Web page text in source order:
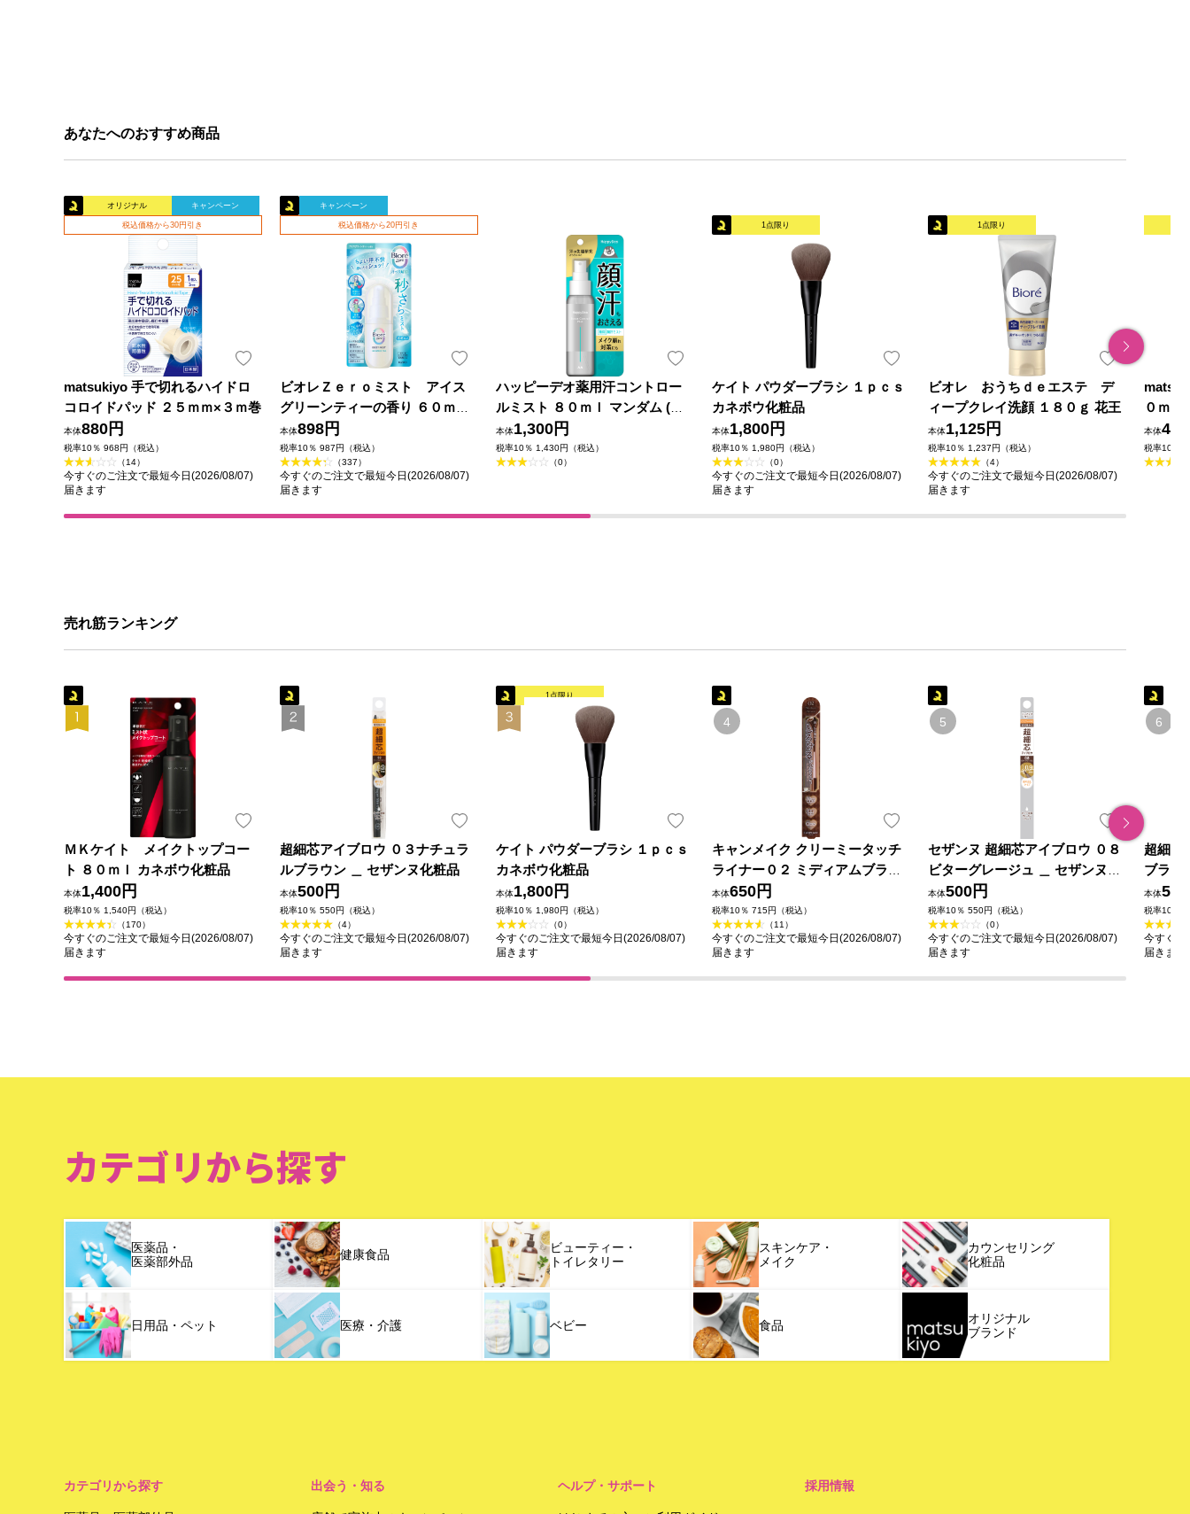
あなたへのおすすめ商品
オリジナル キャンペーン
税込価格から30円引き
matsukiyo 手で切れるハイドロ
コロイドパッド ２５ｍｍ×３ｍ巻
本体880円
税率10％ 968円（税込）
（14）
今すぐのご注文で最短今日(2026/08/07)
届きます
キャンペーン
税込価格から20円引き
ビオレＺｅｒｏミスト アイス
グリーンティーの香り ６０ｍＬ
花王
本体898円
税率10％ 987円（税込）
（337）
今すぐのご注文で最短今日(2026/08/07)
届きます
ハッピーデオ薬用汗コントロー
ルミスト ８０ｍｌ マンダム (医
薬部外品)
本体1,300円
税率10％ 1,430円（税込）
（0）
1点限り
ケイト パウダーブラシ １ｐｃｓ
カネボウ化粧品
本体1,800円
税率10％ 1,980円（税込）
（0）
今すぐのご注文で最短今日(2026/08/07)
届きます
1点限り
ビオレ おうちｄｅエステ デ
ィープクレイ洗顔 １８０ｇ 花王
本体1,125円
税率10％ 1,237円（税込）
（4）
今すぐのご注文で最短今日(2026/08/07)
届きます
０ｍｌ
本体
税率10％
売れ筋ランキング
ＭＫケイト メイクトップコー
ト ８０ｍｌ カネボウ化粧品
本体1,400円
税率10％ 1,540円（税込）
（170）
今すぐのご注文で最短今日(2026/08/07)
届きます
超細芯アイブロウ ０３ナチュラ
ルブラウン ＿ セザンヌ化粧品
本体500円
税率10％ 550円（税込）
（4）
今すぐのご注文で最短今日(2026/08/07)
届きます
1点限り
ケイト パウダーブラシ １ｐｃｓ
カネボウ化粧品
本体1,800円
税率10％ 1,980円（税込）
（0）
今すぐのご注文で最短今日(2026/08/07)
届きます
キャンメイク クリーミータッチ
ライナー０２ ミディアムブラウ
ン ＿ 井田ラボラトリーズ
本体650円
税率10％ 715円（税込）
（11）
今すぐのご注文で最短今日(2026/08/07)
届きます
セザンヌ 超細芯アイブロウ ０８
ビターグレージュ ＿ セザンヌ化
粧品
本体500円
税率10％ 550円（税込）
（0）
今すぐのご注文で最短今日(2026/08/07)
届きます
超細芯
ブラウ
本体
税率10％
今すぐの
届きます
カテゴリから探す
医薬品・
医薬部外品
健康食品
ビューティー・
トイレタリー
スキンケア・
メイク
カウンセリング
化粧品
日用品・ペット 医療・介護 ベビー 食品
オリジナル
ブランド
カテゴリから探す 出会う・知る ヘルプ・サポート 採用情報